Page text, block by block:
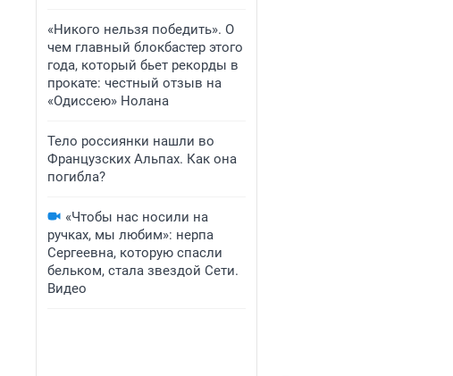
«Никого нельзя победить». О
чем главный блокбастер этого
года, который бьет рекорды в
прокате: честный отзыв на
«Одиссею» Нолана
Тело россиянки нашли во
Французских Альпах. Как она
погибла?
«Чтобы нас носили на
ручках, мы любим»: нерпа
Сергеевна, которую спасли
бельком, стала звездой Сети.
Видео